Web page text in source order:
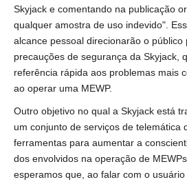
Skyjack e comentando na publicação
qualquer amostra de uso indevido".
alcance pessoal direcionarão o público
precauções de segurança da Skyjack,
referência rápida aos problemas mais
ao operar uma MEWP.
Outro objetivo no qual a Skyjack está
um conjunto de serviços de telemática
ferramentas para aumentar a
dos envolvidos na operação de
esperamos que, ao falar com o